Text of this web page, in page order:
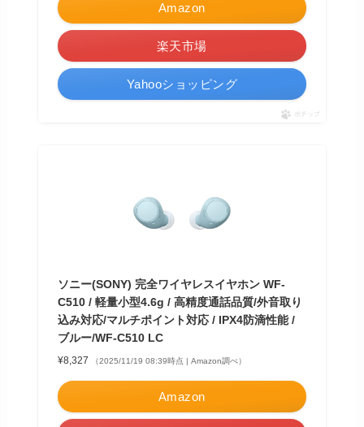
Amazon
楽天市場
Yahooショッピング
ポチップ
ソニー(SONY) 完全ワイヤレスイヤホン WF-
C510 / 軽量小型4.6g / 高精度通話品質/外音取り
込み対応/マルチポイント対応 / IPX4防滴性能 /
ブルー/WF-C510 LC
¥8,327 （2025/11/19 08:39時点 | Amazon調べ）
Amazon